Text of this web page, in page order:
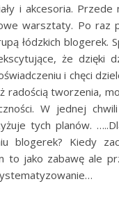
i akcesoria.
warsztaty. Po raz
łódzkich blogerek.
że dzięki
i chęci
radością tworzenia,
W jednej
tych planów.
blogerek? Kiedy
to jako zabawę ale